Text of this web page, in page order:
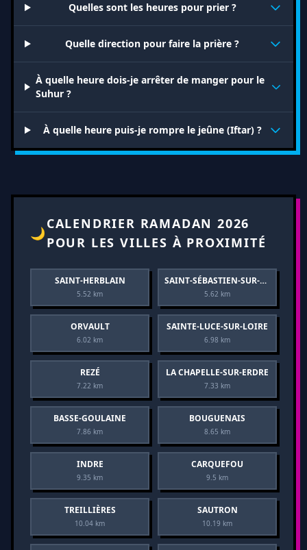
Quelles sont les heures pour prier ?
Quelle direction pour faire la prière ?
À quelle heure dois-je arrêter de manger pour le
Suhur ?
À quelle heure puis-je rompre le jeûne (Iftar) ?
🌙
CALENDRIER RAMADAN 2026
POUR LES VILLES À PROXIMITÉ
SAINT-HERBLAIN
5.52 km
SAINT-SÉBASTIEN-SUR-LOIRE
5.62 km
ORVAULT
6.02 km
SAINTE-LUCE-SUR-LOIRE
6.98 km
REZÉ
7.22 km
LA CHAPELLE-SUR-ERDRE
7.33 km
BASSE-GOULAINE
7.86 km
BOUGUENAIS
8.65 km
INDRE
9.35 km
CARQUEFOU
9.5 km
TREILLIÈRES
10.04 km
SAUTRON
10.19 km